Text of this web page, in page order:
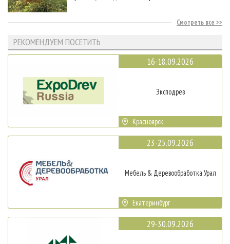
Смотреть все
РЕКОМЕНДУЕМ ПОСЕТИТЬ
16-18.09.2026
Эксподрев
Красноярск
23-25.09.2026
Мебель & Деревообработка Урал
Екатеринбург
29-30.09.2026